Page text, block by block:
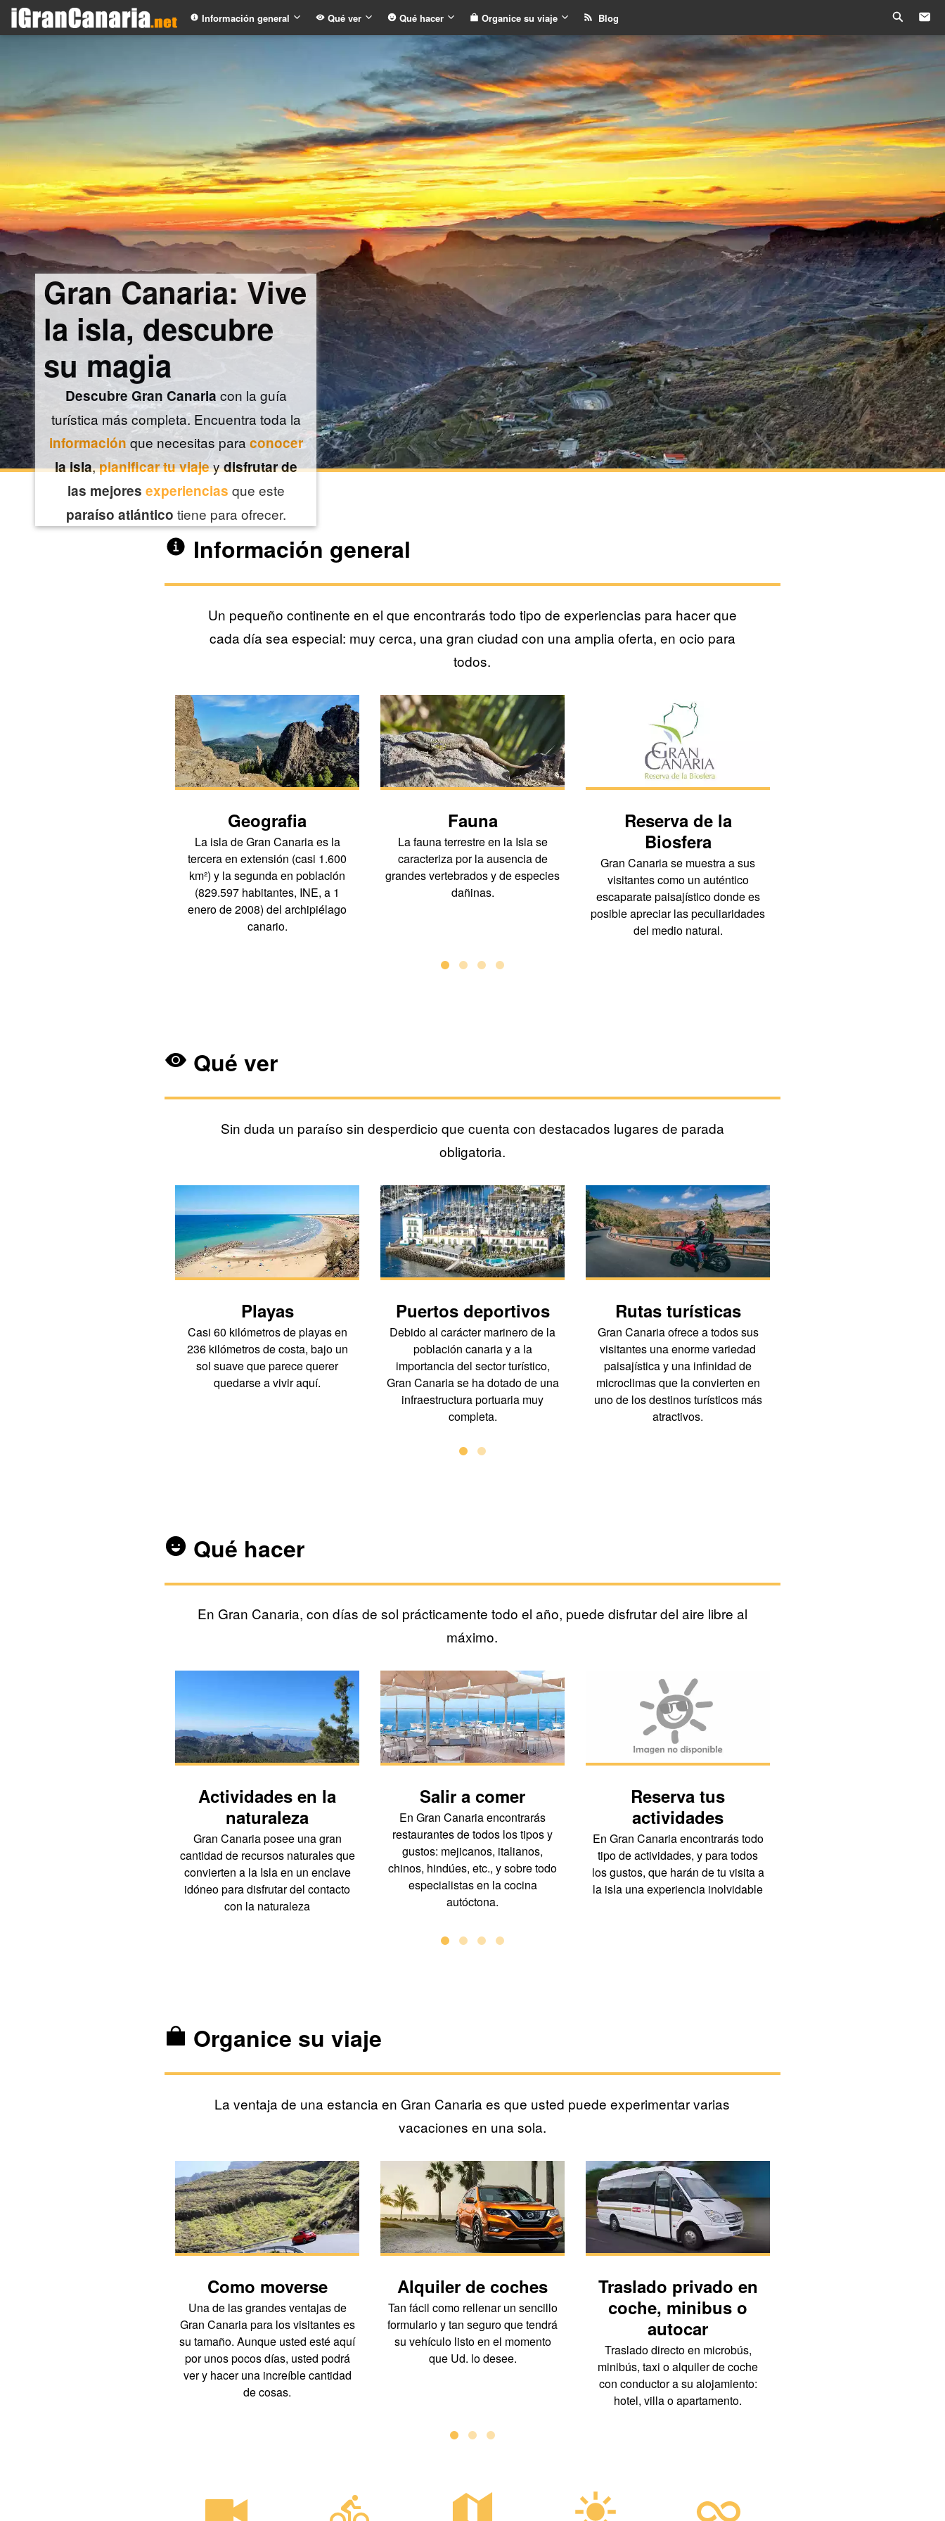
Información general Qué ver Qué hacer Organice su viaje Blog
Gran Canaria: Vive
la isla, descubre
su magia
Descubre Gran Canaria con la guía
turística más completa. Encuentra toda la
información que necesitas para conocer
la isla,planificar tu viajeydisfrutar de
las mejores experiencias que este
paraíso atlántico tiene para ofrecer.
Información general
Un pequeño continente en el que encontrarás todo tipo de experiencias para hacer que
cada día sea especial: muy cerca, una gran ciudad con una amplia oferta, en ocio para
todos.
Geografia
La isla de Gran Canaria es la
tercera en extensión (casi 1.600
km²) y la segunda en población
(829.597 habitantes, INE, a 1
enero de 2008) del archipiélago
canario.
Fauna
La fauna terrestre en la Isla se
caracteriza por la ausencia de
grandes vertebrados y de especies
dañinas.
Reserva de la
Biosfera
Gran Canaria se muestra a sus
visitantes como un auténtico
escaparate paisajístico donde es
posible apreciar las peculiaridades
del medio natural.
Qué ver
Sin duda un paraíso sin desperdicio que cuenta con destacados lugares de parada
obligatoria.
Playas
Casi 60 kilómetros de playas en
236 kilómetros de costa, bajo un
sol suave que parece querer
quedarse a vivir aquí.
Puertos deportivos
Debido al carácter marinero de la
población canaria y a la
importancia del sector turístico,
Gran Canaria se ha dotado de una
infraestructura portuaria muy
completa.
Rutas turísticas
Gran Canaria ofrece a todos sus
visitantes una enorme variedad
paisajística y una infinidad de
microclimas que la convierten en
uno de los destinos turísticos más
atractivos.
Qué hacer
En Gran Canaria, con días de sol prácticamente todo el año, puede disfrutar del aire libre al
máximo.
Actividades en la
naturaleza
Gran Canaria posee una gran
cantidad de recursos naturales que
convierten a la Isla en un enclave
idóneo para disfrutar del contacto
con la naturaleza
Salir a comer
En Gran Canaria encontrarás
restaurantes de todos los tipos y
gustos: mejicanos, italianos,
chinos, hindúes, etc., y sobre todo
especialistas en la cocina
autóctona.
Reserva tus
actividades
En Gran Canaria encontrarás todo
tipo de actividades, y para todos
los gustos, que harán de tu visita a
la isla una experiencia inolvidable
Organice su viaje
La ventaja de una estancia en Gran Canaria es que usted puede experimentar varias
vacaciones en una sola.
Como moverse
Una de las grandes ventajas de
Gran Canaria para los visitantes es
su tamaño. Aunque usted esté aquí
por unos pocos días, usted podrá
ver y hacer una increíble cantidad
de cosas.
Alquiler de coches
Tan fácil como rellenar un sencillo
formulario y tan seguro que tendrá
su vehículo listo en el momento
que Ud. lo desee.
Traslado privado en
coche, minibus o
autocar
Traslado directo en microbús,
minibús, taxi o alquiler de coche
con conductor a su alojamiento:
hotel, villa o apartamento.